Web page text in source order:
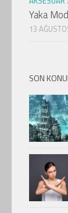
Yaka
13
SON